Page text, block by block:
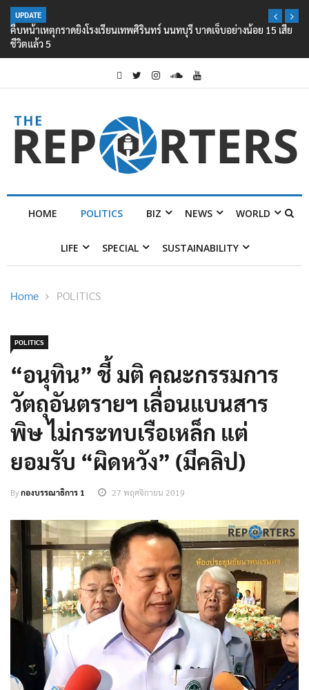
UPDATE
คืบหน้าเหตุกราดยิงโรงเรียนเทพศิรินทร์ นนทบุรี บาดเจ็บอย่างน้อย 15 เสีย
ชีวิตแล้ว 5
HOME POLITICS BIZ NEWS WORLD
LIFE SPECIAL SUSTAINABILITY
Home POLITICS
POLITICS
“อนุทิน” ชี้ มติ คณะกรรมการ
วัตถุอันตรายฯ เลื่อนแบนสาร
พิษ ไม่กระทบเรือเหล็ก แต่
ยอมรับ “ผิดหวัง” (มีคลิป)
Byกองบรรณาธิการ 1 27 พฤศจิกายน 2019